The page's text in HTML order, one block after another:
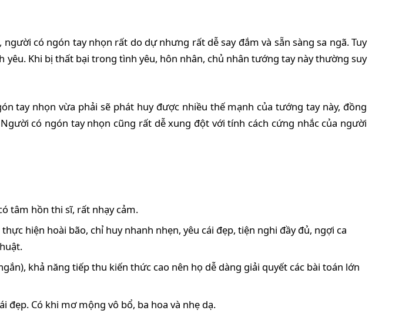
có ngón tay nhọn rất do dự nhưng rất dễ say đắm và sẵn sàng sa ngã. Tuy
Khi bị thất bại trong tình yêu, hôn nhân, chủ nhân tướng tay này thường suy
tay nhọn vừa phải sẽ phát huy được nhiều thế mạnh của tướng tay này, đồng
có ngón tay nhọn cũng rất dễ xung đột với tính cách cứng nhắc của người
tâm hồn thi sĩ, rất nhạy cảm.
hiện hoài bão, chỉ huy nhanh nhẹn, yêu cái đẹp, tiện nghi đầy đủ, ngợi ca
khả năng tiếp thu kiến thức cao nên họ dễ dàng giải quyết các bài toán lớn
Có khi mơ mộng vô bổ, ba hoa và nhẹ dạ.